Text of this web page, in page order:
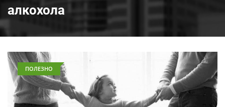
алкохола
ПОЛЕЗНО